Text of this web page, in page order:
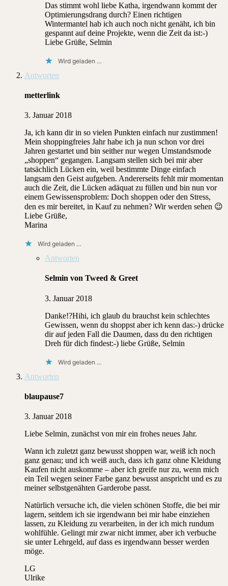
Das stimmt wohl liebe Katha, irgendwann kommt der
Optimierungsdrang durch? Einen richtigen
Wintermantel hab ich auch noch nicht genäht, ich bin
gespannt auf deine Projekte, wenn die Zeit da ist:-)
Liebe Grüße, Selmin
Wird geladen …
Antworten
metterlink
3. Januar 2018
Ja, ich kann dir in so vielen Punkten einfach nur zustimmen!
Mein shoppingfreies Jahr habe ich ja nun schon vor drei
Jahren gestartet und bin seither nur wegen Umstandsmode
„shoppen“ gegangen. Langsam stellen sich bei mir aber
tatsächlich Lücken ein, weil bestimmte Dinge einfach
langsam den Geist aufgeben. Andererseits fehlt mir momentan
auch die Zeit, die Lücken adäquat zu füllen und bin nun vor
einem Gewissensproblem: Doch shoppen oder den Stress,
den es mir bereitet, in Kauf zu nehmen? Wir werden sehen 😉
Liebe Grüße,
Marina
Wird geladen …
Antworten
Selmin von Tweed & Greet
3. Januar 2018
Danke!?Hihi, ich glaub du brauchst kein schlechtes
Gewissen, wenn du shoppst aber ich kenn das:-) drücke
dir auf jeden Fall die Daumen, dass du den richtigen
Dreh für dich findest:-) liebe Grüße, Selmin
Wird geladen …
Antworten
blaupause7
3. Januar 2018
Liebe Selmin, zunächst von mir ein frohes neues Jahr.
Wann ich zuletzt ganz bewusst shoppen war, weiß ich noch
ganz genau; und ich weiß auch, dass ich ganz ohne Kleidung
Kaufen nicht auskomme – aber ich greife nur zu, wenn mich
ein Teil wegen seiner Farbe ganz bewusst anspricht und es zu
meiner selbstgenähten Garderobe passt.
Natürlich versuche ich, die vielen schönen Stoffe, die bei mir
lagern, seitdem ich sie irgendwann bei mir habe einziehen
lassen, zu Kleidung zu verarbeiten, in der ich mich rundum
wohlfühle. Gelingt mir zwar nicht immer, aber ich verbuche
sie unter Lehrgeld, auf dass es irgendwann besser werden
möge.
LG
Ulrike